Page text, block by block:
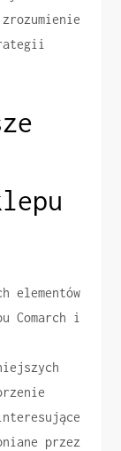
elementów
Comarch i
przez